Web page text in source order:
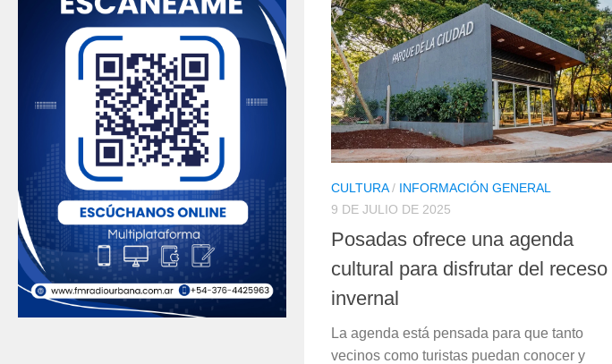
CULTURA/ INFORMACIÓN GENERAL
9 DE JULIO DE 2025
Posadas ofrece una agenda
cultural para disfrutar del receso
invernal
La agenda está pensada para que tanto
vecinos como turistas puedan conocer y